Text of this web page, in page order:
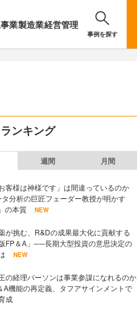
業製造業経営管理
事例を探す
ンキング
週間 月間
客様は神様です」は間違っているのか
分析の巨匠フェーダー教授が明かす
の本質
NEW
が挑む、R&Dの成果最大化に貢献する
版FP＆A」──長期大型投資の意思決定の
NEW
の経理パーソンは事業参謀になれるのか
機能の再定義、タフアサインメントで
成